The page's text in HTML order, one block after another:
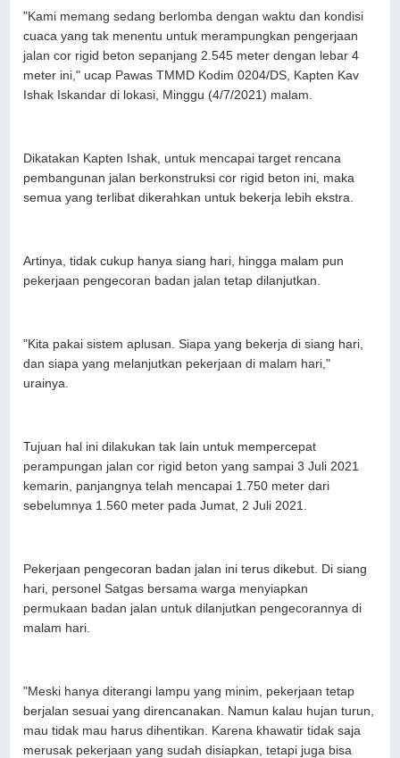
"Kami memang sedang berlomba dengan waktu dan kondisi
cuaca yang tak menentu untuk merampungkan pengerjaan
jalan cor rigid beton sepanjang 2.545 meter dengan lebar 4
meter ini," ucap Pawas TMMD Kodim 0204/DS, Kapten Kav
Ishak Iskandar di lokasi, Minggu (4/7/2021) malam.
Dikatakan Kapten Ishak, untuk mencapai target rencana
pembangunan jalan berkonstruksi cor rigid beton ini, maka
semua yang terlibat dikerahkan untuk bekerja lebih ekstra.
Artinya, tidak cukup hanya siang hari, hingga malam pun
pekerjaan pengecoran badan jalan tetap dilanjutkan.
"Kita pakai sistem aplusan. Siapa yang bekerja di siang hari,
dan siapa yang melanjutkan pekerjaan di malam hari,"
urainya.
Tujuan hal ini dilakukan tak lain untuk mempercepat
perampungan jalan cor rigid beton yang sampai 3 Juli 2021
kemarin, panjangnya telah mencapai 1.750 meter dari
sebelumnya 1.560 meter pada Jumat, 2 Juli 2021.
Pekerjaan pengecoran badan jalan ini terus dikebut. Di siang
hari, personel Satgas bersama warga menyiapkan
permukaan badan jalan untuk dilanjutkan pengecorannya di
malam hari.
"Meski hanya diterangi lampu yang minim, pekerjaan tetap
berjalan sesuai yang direncanakan. Namun kalau hujan turun,
mau tidak mau harus dihentikan. Karena khawatir tidak saja
merusak pekerjaan yang sudah disiapkan, tetapi juga bisa